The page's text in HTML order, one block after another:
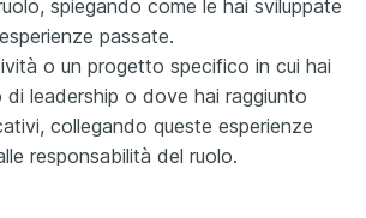
spiegando come le hai sviluppate
passate.
o un progetto specifico in cui hai
di leadership o dove hai raggiunto
collegando queste esperienze
responsabilità del ruolo.